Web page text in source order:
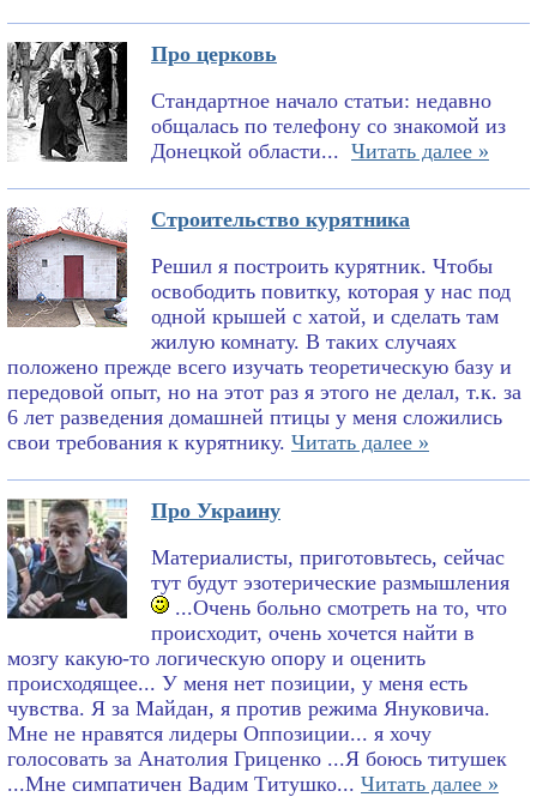
Про церковь
Стандартное начало статьи: недавно
общалась по телефону со знакомой из
Донецкой области... Читать далее »
Строительство курятника
Решил я построить курятник. Чтобы
освободить повитку, которая у нас под
одной крышей с хатой, и сделать там
жилую комнату. В таких случаях
положено прежде всего изучать теоретическую базу и
передовой опыт, но на этот раз я этого не делал, т.к. за
6 лет разведения домашней птицы у меня сложились
свои требования к курятнику. Читать далее »
Про Украину
Материалисты, приготовьтесь, сейчас
тут будут эзотерические размышления
...Очень больно смотреть на то, что
происходит, очень хочется найти в
мозгу какую-то логическую опору и оценить
происходящее... У меня нет позиции, у меня есть
чувства. Я за Майдан, я против режима Януковича.
Мне не нравятся лидеры Оппозиции... я хочу
голосовать за Анатолия Гриценко ...Я боюсь титушек
...Мне симпатичен Вадим Титушко... Читать далее »